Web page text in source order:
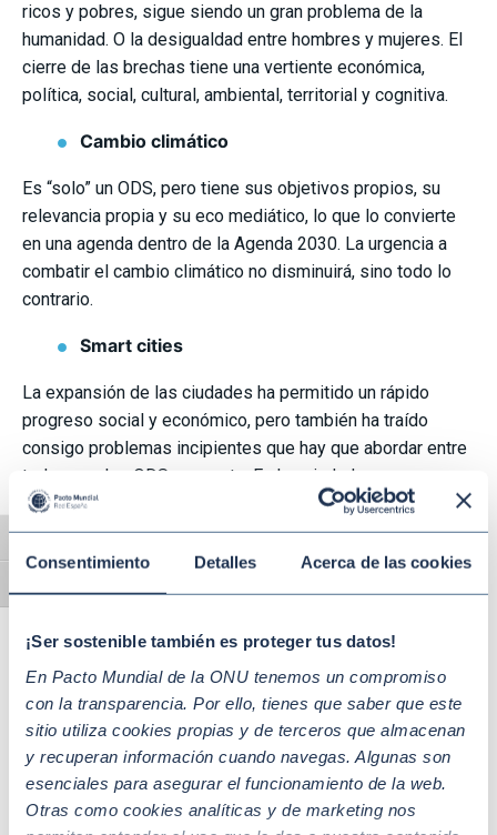
Consentimiento Detalles Acerca de las cookies
¡Ser sostenible también es proteger tus datos!
En Pacto Mundial de la ONU tenemos un compromiso
con la transparencia. Por ello, tienes que saber que este
sitio utiliza cookies propias y de terceros que almacenan
y recuperan información cuando navegas. Algunas son
esenciales para asegurar el funcionamiento de la web.
Otras como cookies analíticas y de marketing nos
Alternar tamaño de letra
ricos y pobres, sigue siendo un gran problema de la
humanidad. O la desigualdad entre hombres y mujeres. El
cierre de las brechas tiene una vertiente económica,
política, social, cultural, ambiental, territorial y cognitiva.
Cambio climático
Es “solo” un ODS, pero tiene sus objetivos propios, su
relevancia propia y su eco mediático, lo que lo convierte
en una agenda dentro de la Agenda 2030. La urgencia a
combatir el cambio climático no disminuirá, sino todo lo
contrario.
Smart cities
La expansión de las ciudades ha permitido un rápido
progreso social y económico, pero también ha traído
consigo problemas incipientes que hay que abordar entre
todos con los ODS en mente. En las ciudades nos
veremos (casi) todos: personas, políticos y empresas.
Economía circular
Todos los conceptos que conlleva se relacionan con la
medioambiental, nuevas profesiones, colaboración… un
sustrato que se sitúa en el centro de los ODS, generando
oportunidades para los negocios, la producción y la
mentalidad de todos los actores.
Empleo de calidad
El ODS 8 ha sido el más citado entre el sector privado